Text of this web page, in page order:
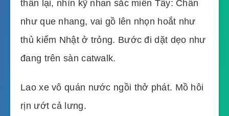
thần lại, nhìn kỹ nhan sắc miền Tây: Chân
như que nhang, vai gồ lên nhọn hoắt như
thủ kiếm Nhật ở trỏng. Bước đi dặt dẹo như
đang trên sàn catwalk.
Lao xe vô quán nước ngồi thở phát. Mồ hôi
rịn ướt cả lưng.